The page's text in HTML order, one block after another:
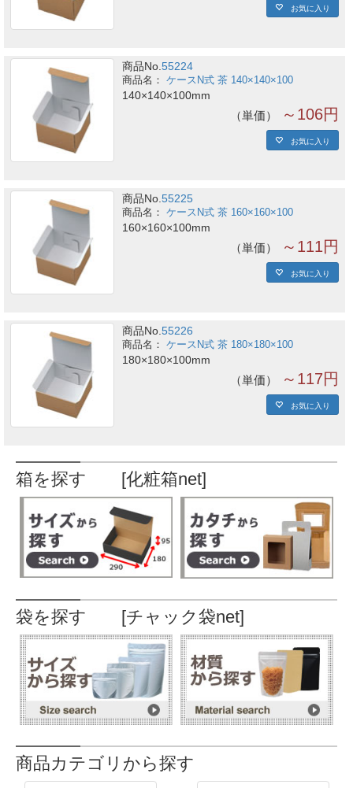
お気に入り
商品No.55224
ケースN式 茶 140×140×100
140×140×100mm
単価 ～106円
お気に入り
商品No.55225
ケースN式 茶 160×160×100
160×160×100mm
単価 ～111円
お気に入り
商品No.55226
ケースN式 茶 180×180×100
180×180×100mm
単価 ～117円
お気に入り
箱を探す [化粧箱net]
袋を探す [チャック袋net]
商品カテゴリから探す